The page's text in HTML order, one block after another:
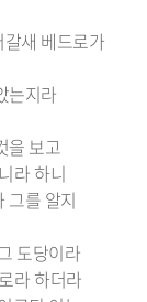
새 베드로가
는지라
을 보고
라 하니
그를 알지
도당이라
라 하더라